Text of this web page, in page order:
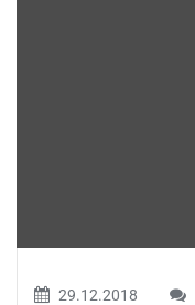
29.12.2018